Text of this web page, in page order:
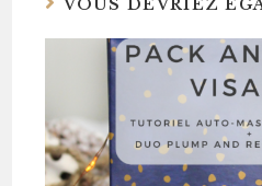
VOUS DEVRIEZ